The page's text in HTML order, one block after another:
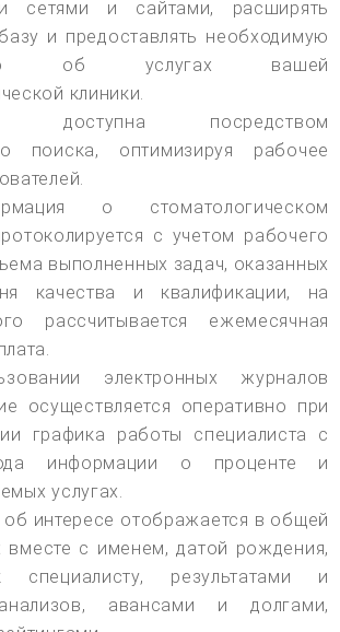
сетями и сайтами, расширять
и предоставлять необходимую
об услугах вашей
клиники.
доступна посредством
поиска, оптимизируя рабочее
о стоматологическом
с учетом рабочего
выполненных задач, оказанных
качества и квалификации, на
рассчитывается ежемесячная
электронных журналов
осуществляется оперативно при
графика работы специалиста с
информации о проценте и
услугах.
интересе отображается в общей
вместе с именем, датой рождения,
результатами и
авансами и долгами,